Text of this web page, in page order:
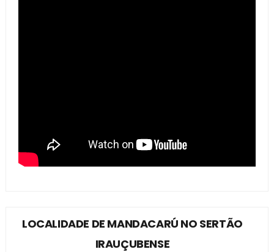
LOCALIDADE DE MANDACARÚ NO SERTÃO
IRAUÇUBENSE